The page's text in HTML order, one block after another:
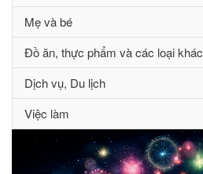
Mẹ và bé
Đồ ăn, thực phẩm và các loại khác
Dịch vụ, Du lịch
Việc làm